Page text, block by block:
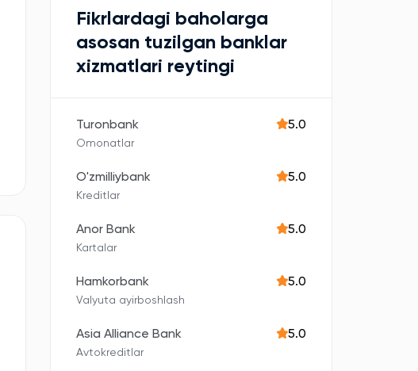
Fikrlardagi baholarga
asosan tuzilgan banklar
xizmatlari reytingi
Turonbank 5.0
Omonatlar
O'zmilliybank 5.0
Kreditlar
Anor Bank 5.0
Kartalar
Hamkorbank 5.0
Valyuta ayirboshlash
Asia Alliance Bank 5.0
Avtokreditlar